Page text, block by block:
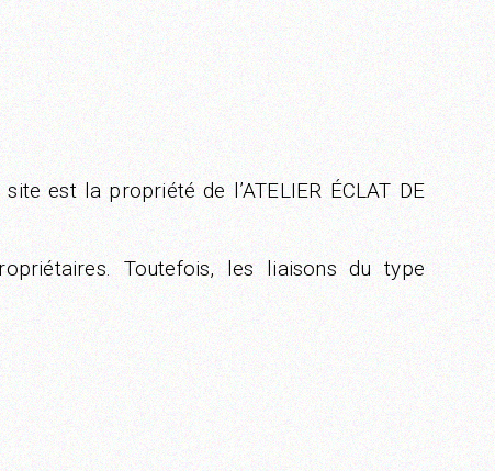
est la propriété de l’ATELIER ÉCLAT DE
Toutefois, les liaisons du type